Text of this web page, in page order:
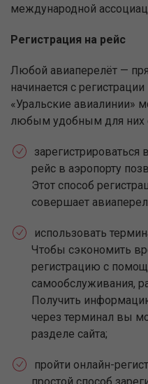
международной
Регистрация на рейс
Любой авиаперелёт —
начинается с
«Уральские авиалинии»
любым удобным для них
зарегистрироваться
рейс в аэропорту
Этот способ
совершает
использовать
Чтобы сэкономить
регистрацию с
самообслуживания,
Получить
через терминал вы
разделе сайта;
пройти онлайн-